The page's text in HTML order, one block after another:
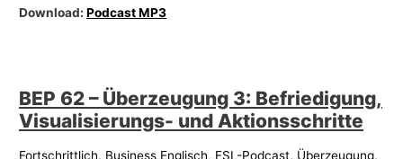
Download:Podcast MP3
BEP 62 – Überzeugung 3: Befriedigung,
Visualisierungs- und Aktionsschritte
Fortschrittlich, Business Englisch, ESL-Podcast, Überzeugung,